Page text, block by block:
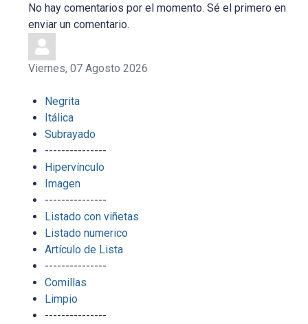
No hay comentarios por el momento. Sé el primero en
enviar un comentario.
Viernes, 07 Agosto 2026
Negrita
Itálica
Subrayado
---------------
Hipervínculo
Imagen
---------------
Listado con viñetas
Listado numerico
Artículo de Lista
---------------
Comillas
Limpio
---------------